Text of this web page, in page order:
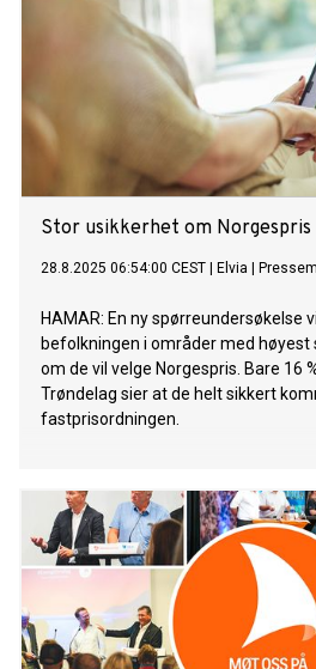
Stor usikkerhet om Norgespris
28.8.2025 06:54:00 CEST Elvia
HAMAR: En ny spørreundersøkelse
befolkningen i områder med høyest
om de vil velge Norgespris. Bare 16
Trøndelag sier at de helt sikkert
fastprisordningen.